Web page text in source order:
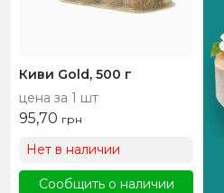
Киви Gold, 500 г
цена за 1 шт
95,70 грн
Нет в наличии
Сообщить о наличии